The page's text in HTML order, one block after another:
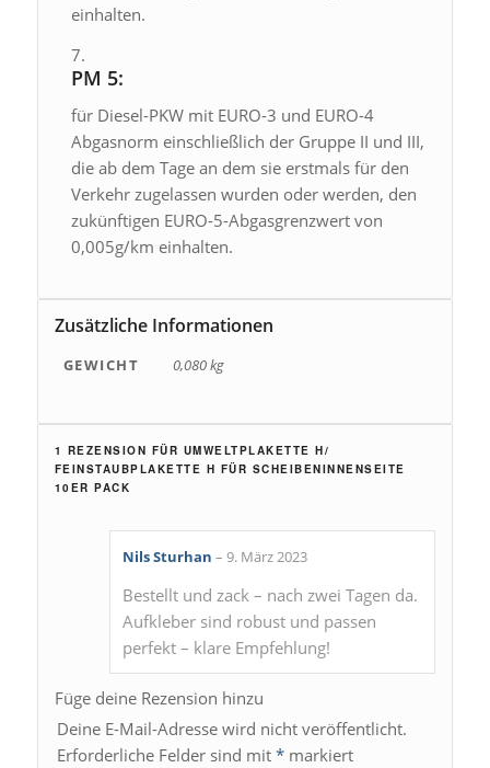
einhalten.
PM 5:
für Diesel-PKW mit EURO-3 und EURO-4
Abgasnorm einschließlich der Gruppe II und III,
die ab dem Tage an dem sie erstmals für den
Verkehr zugelassen wurden oder werden, den
zukünftigen EURO-5-Abgasgrenzwert von
0,005g/km einhalten.
Zusätzliche Informationen
GEWICHT 0,080 kg
1 REZENSION FÜR UMWELTPLAKETTE H/
FEINSTAUBPLAKETTE H FÜR SCHEIBENINNENSEITE
10ER PACK
mit5von 5
Nils Sturhan – 9. März 2023
Bestellt und zack – nach zwei Tagen da.
Aufkleber sind robust und passen
perfekt – klare Empfehlung!
Füge deine Rezension hinzu
Deine E-Mail-Adresse wird nicht veröffentlicht.
Erforderliche Felder sind mit *markiert